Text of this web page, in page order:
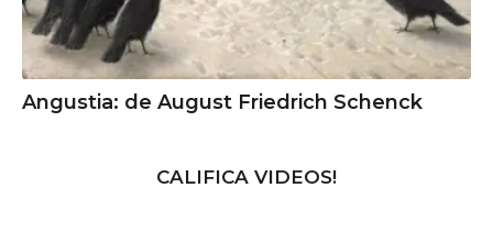
Angustia: de August Friedrich Schenck
CALIFICA VIDEOS!